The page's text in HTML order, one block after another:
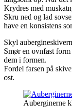
Krydres med
Skru ned og lad
have en konsistens
Skyl
Smør en ovnfast
dem i formen.
Fordel farsen på
ost.
Auberginerne